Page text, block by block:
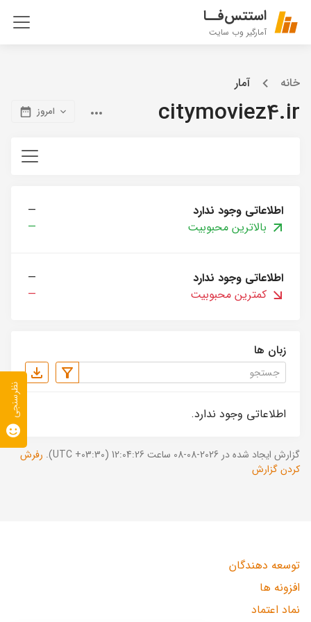
استتس‌فــا
آمارگیر وب سایت
خانه آمار
citymoviez4.ir امروز
اطلاعاتی وجود ندارد
—
بالاترین محبوبیت
—
اطلاعاتی وجود ندارد
—
کمترین محبوبیت
—
زبان ها
اطلاعاتی وجود ندارد.
گزارش ایجاد شده در 2026-08-08 ساعت 12:04:26 (UTC +03:30).
رفرش
کردن گزارش
توسعه دهندگان
افزونه ها
نماد اعتماد
نظرسنجی